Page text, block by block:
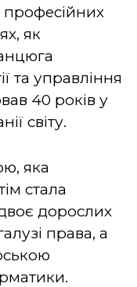
професійних
як
та управління
40 років у
світу.
яка
стала
дорослих
права, а